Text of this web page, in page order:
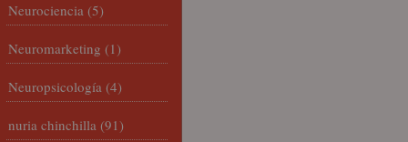
Neurociencia (5)
Neuromarketing (1)
Neuropsicología (4)
nuria chinchilla (91)